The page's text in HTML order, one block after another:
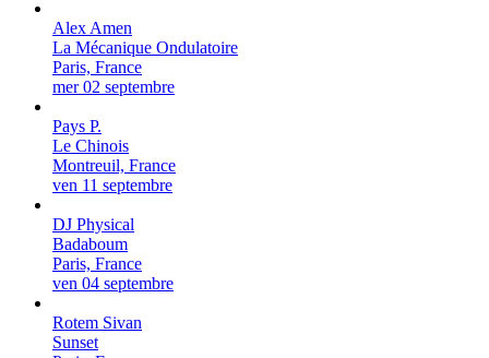
Alex Amen
La Mécanique Ondulatoire
Paris, France
mer 02 septembre
Pays P.
Le Chinois
Montreuil, France
ven 11 septembre
DJ Physical
Badaboum
Paris, France
ven 04 septembre
Rotem Sivan
Sunset